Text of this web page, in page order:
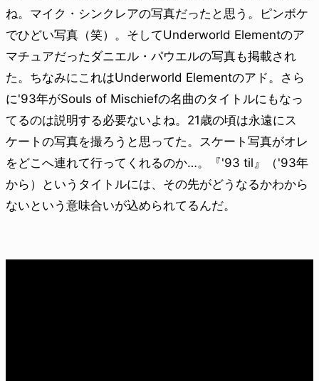
ね。マイク・シンクレアの写真だったと思う。ピンボケ
でひどい写真（笑）。そしてUnderworld Elementのア
マチュアだったダニエル・パウエルの写真も掲載され
た。ちなみにこれはUnderworld Elementのアド。さら
に'93年がSouls of Mischiefの名曲のタイトルにもなっ
てるのは説明する必要ないよね。21歳の頃は永遠にス
ケートの写真を撮ろうと思ってた。スケート写真がオレ
をどこへ連れて行ってくれるのか…。『'93 til』（'93年
から）というタイトルには、その先がどうなるかわから
ないという意味合いが込められてるんだ。